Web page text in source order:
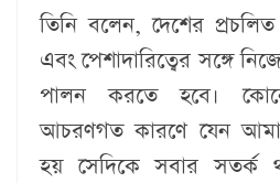
তিনি বলেন, দেশের
এবং পেশাদারিত্বের সঙ্গে
পালন করতে হবে।
আচরণগত কারণে যেন
হয় সেদিকে সবার সতর্ক